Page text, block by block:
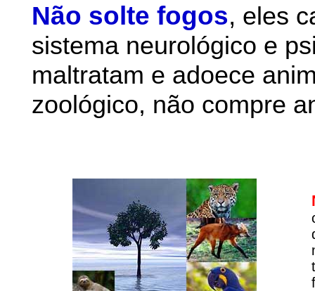
Não solte fogos, eles
sistema neurológico e
maltratam e adoece
zoológico, não compre